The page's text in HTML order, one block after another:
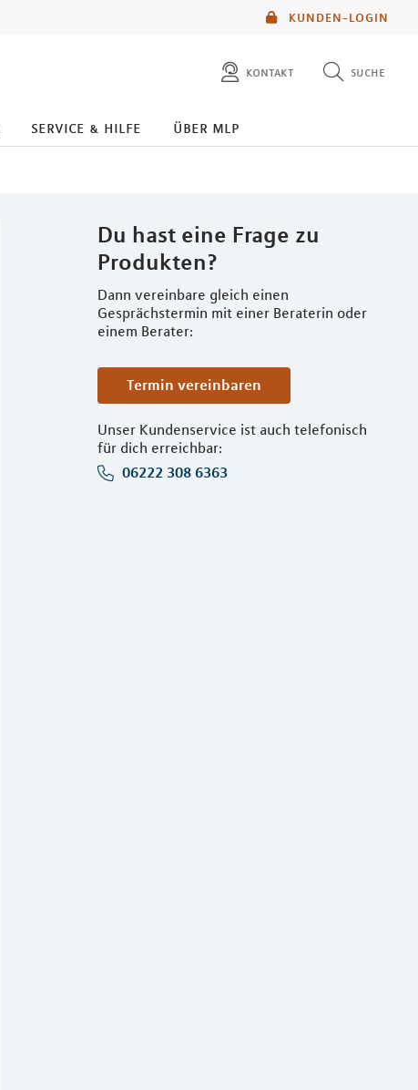
KUNDEN-LOGIN
kontakt suche
diese website durchsuchen
service & hilfe über mlp
Du hast eine Frage zu
Produkten?
Dann vereinbare gleich einen
Gesprächstermin mit einer Beraterin oder
einem Berater:
Termin vereinbaren
Unser Kundenservice ist auch telefonisch
für dich erreichbar:
06222 308 6363